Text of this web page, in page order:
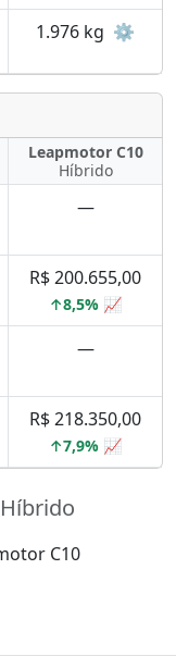
1.976 kg ⚙️
Leapmotor C10
Híbrido
—
R$ 200.655,00
↑8,5% 📈
—
R$ 218.350,00
↑7,9% 📈
Híbrido